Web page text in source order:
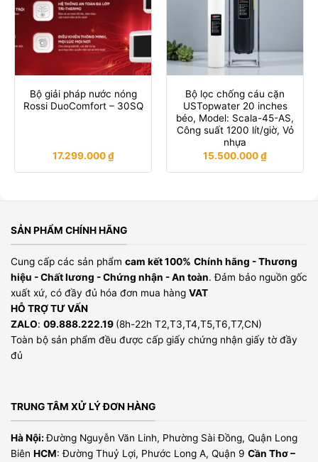
Bộ giải pháp nước nóng
Rossi DuoComfort – 30SQ
17.299.000₫
Bộ lọc chống cáu cặn
USTopwater 20 inches
béo, Model: Scala-45-AS,
Công suất 1200 lít/giờ, Vỏ
nhựa
15.500.000₫
SẢN PHẨM CHÍNH HÃNG
Cung cấp các sản phẩm cam kết 100% Chính hãng - Thương
hiệu - Chất lương - Chứng nhận - An toàn. Đảm bảo nguồn gốc
xuất xứ, có đầy đủ hóa đơn mua hàng VAT
HỖ TRỢ TƯ VẤN
ZALO: 09.888.222.19 (8h-22h T2,T3,T4,T5,T6,T7,CN)
Toàn bộ sản phẩm đều được cấp giấy chứng nhận giấy tờ đầy
đủ
TRUNG TÂM XỬ LÝ ĐƠN HÀNG
Hà Nội:Đường Nguyễn Văn Linh, Phường Sài Đồng, Quận Long
Biên HCM: Đường Thuỷ Lợi, Phước Long A, Quận 9 Cần Thơ –